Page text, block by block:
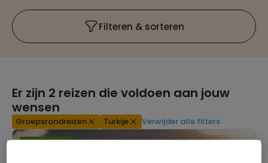
Filteren & sorteren
Er zijn 2 reizen die voldoen aan jouw
wensen
Groepsrondreizen Turkije
Verwijder alle filters
Treinreizen